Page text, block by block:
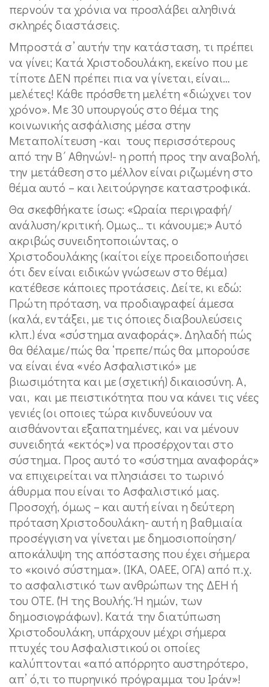
περνούν τα χρόνια να προσλάβει αληθινά
σκληρές διαστάσεις.
Μπροστά σ’ αυτήν την κατάσταση, τι πρέπει
να γίνει; Κατά Χριστοδουλάκη, εκείνο που με
τίποτε ΔΕΝ πρέπει πια να γίνεται, είναι…
μελέτες! Κάθε πρόσθετη μελέτη «διώχνει τον
χρόνο». Με 30 υπουργούς στο θέμα της
κοινωνικής ασφάλισης μέσα στην
Μεταπολίτευση -και τους περισσότερους
από την Β΄ Αθηνών!- η ροπή προς την αναβολή,
την μετάθεση στο μέλλον είναι ριζωμένη στο
θέμα αυτό – και λειτούργησε καταστροφικά.
Θα σκεφθήκατε ίσως: «Ωραία περιγραφή/
ανάλυση/κριτική. Ομως… τι κάνουμε;» Αυτό
ακριβώς συνειδητοποιώντας, ο
Χριστοδουλάκης (καίτοι είχε προειδοποιήσει
ότι δεν είναι ειδικών γνώσεων στο θέμα)
κατέθεσε κάποιες προτάσεις. Δείτε, κι εδώ:
Πρώτη πρόταση, να προδιαγραφεί άμεσα
(καλά, εντάξει, με τις όποιες διαβουλεύσεις
κλπ.) ένα «σύστημα αναφοράς». Δηλαδή πώς
θα θέλαμε/πώς θα ‘πρεπε/πώς θα μπορούσε
να είναι ένα «νέο Ασφαλιστικό» με
βιωσιμότητα και με (σχετική) δικαιοσύνη. Α,
ναι, και με πειστικότητα που να κάνει τις νέες
γενιές (οι οποιες τώρα κινδυνεύουν να
αισθάνονται εξαπατημένες, και να μένουν
συνειδητά «εκτός») να προσέρχονται στο
σύστημα. Προς αυτό το «σύστημα αναφοράς»
να επιχειρείται να πλησιάσει το τωρινό
άθυρμα που είναι το Ασφαλιστικό μας.
Προσοχή, όμως – και αυτή είναι η δεύτερη
πρόταση Χριστοδουλάκη- αυτή η βαθμιαία
προσέγγιση να γίνεται με δημοσιοποίηση/
αποκάλυψη της απόστασης που έχει σήμερα
το «κοινό σύστημα». (ΙΚΑ, ΟΑΕΕ, ΟΓΑ) από π.χ.
το ασφαλιστικό των ανθρώπων της ΔΕΗ ή
του ΟΤΕ. (Ή της Βουλής. Ή ημών, των
δημοσιογράφων). Κατά την διατύπωση
Χριστοδουλάκη, υπάρχουν μέχρι σήμερα
πτυχές του Ασφαλιστικού οι οποίες
καλύπτονται «από απόρρητο αυστηρότερο,
απ’ ό,τι το πυρηνικό πρόγραμμα του Ιράν»!